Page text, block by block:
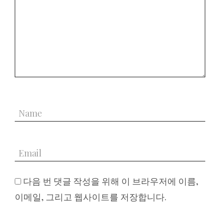
다음 번 댓글 작성을 위해 이 브라우저에 이름,
이메일, 그리고 웹사이트를 저장합니다.